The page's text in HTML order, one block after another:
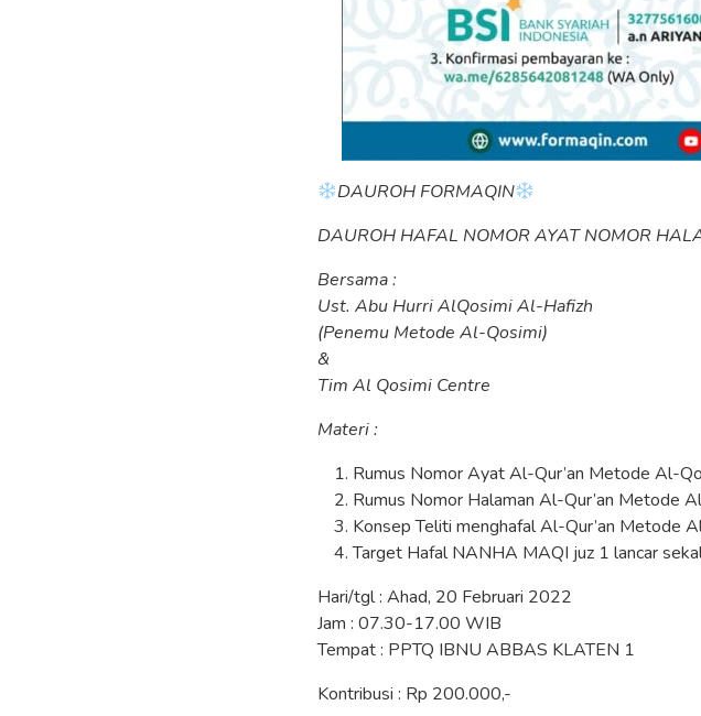
DAUROH FORMAQIN
DAUROH HAFAL NOMOR AYAT NOMOR
Bersama :
Ust. Abu Hurri AlQosimi Al-Hafizh
(Penemu Metode Al-Qosimi)
&
Tim Al Qosimi Centre
Materi :
Rumus Nomor Ayat Al-Qur’an Metode Al-
Rumus Nomor Halaman Al-Qur’an Metode
Konsep Teliti menghafal Al-Qur’an Metode
Target Hafal NANHA MAQI juz 1 lancar
Hari/tgl : Ahad, 20 Februari 2022
Jam : 07.30-17.00 WIB
Tempat : PPTQ IBNU ABBAS KLATEN 1
Kontribusi : Rp 200.000,-